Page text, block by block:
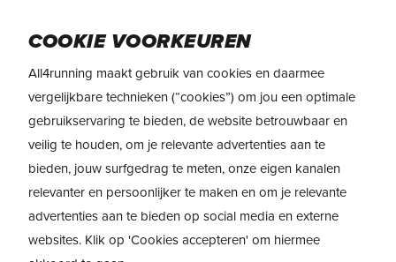
COOKIE VOORKEUREN
All4running maakt gebruik van cookies en daarmee
vergelijkbare technieken (“cookies”) om jou een optimale
gebruikservaring te bieden, de website betrouwbaar en
veilig te houden, om je relevante advertenties aan te
bieden, jouw surfgedrag te meten, onze eigen kanalen
relevanter en persoonlijker te maken en om je relevante
advertenties aan te bieden op social media en externe
websites. Klik op 'Cookies accepteren' om hiermee